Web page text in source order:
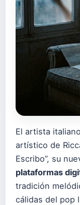
El artista
artístico de
Escribo”, su
plataformas
tradición
cálidas del pop